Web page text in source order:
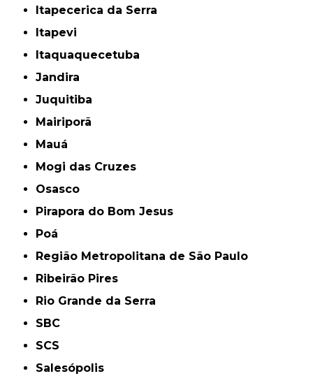
Itapecerica da Serra
Itapevi
Itaquaquecetuba
Jandira
Juquitiba
Mairiporã
Mauá
Mogi das Cruzes
Osasco
Pirapora do Bom Jesus
Poá
Região Metropolitana de São Paulo
Ribeirão Pires
Rio Grande da Serra
SBC
SCS
Salesópolis